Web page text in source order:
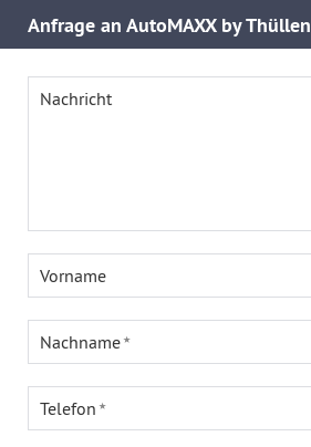
Anfrage an AutoMAXX by Thüllen
Nachricht
Vorname
Nachname
Telefon